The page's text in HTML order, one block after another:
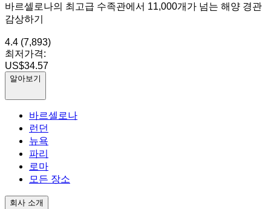
바르셀로나의 최고급 수족관에서 11,000개가 넘는 해양 경관
감상하기
4.4 (7,893)
최저가격:
US$34.57
알아보기
바르셀로나
런던
뉴욕
파리
로마
모든 장소
회사 소개